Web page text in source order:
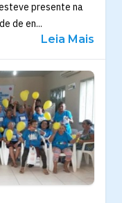
presente na
de en...
Leia Mais